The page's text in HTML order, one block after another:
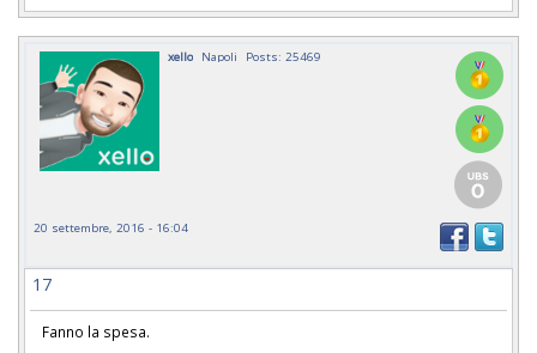
xello Napoli Posts: 25469
20 settembre, 2016 - 16:04
17
Fanno la spesa.